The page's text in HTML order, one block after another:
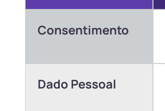
Consentimento
Dado Pessoal